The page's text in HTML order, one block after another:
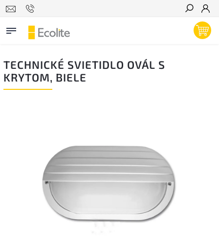
Hľadať
TECHNICKÉ SVIETIDLO OVÁL S
KRYTOM, BIELE